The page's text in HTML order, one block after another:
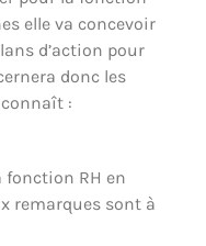
elle va concevoir
d’action pour
donc les
:
fonction RH en
remarques sont à